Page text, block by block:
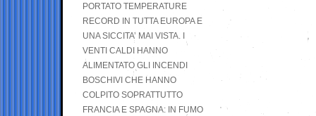
PORTATO TEMPERATURE
RECORD IN TUTTA EUROPA E
UNA SICCITA’ MAI VISTA. I
VENTI CALDI HANNO
ALIMENTATO GLI INCENDI
BOSCHIVI CHE HANNO
COLPITO SOPRATTUTTO
FRANCIA E SPAGNA: IN FUMO